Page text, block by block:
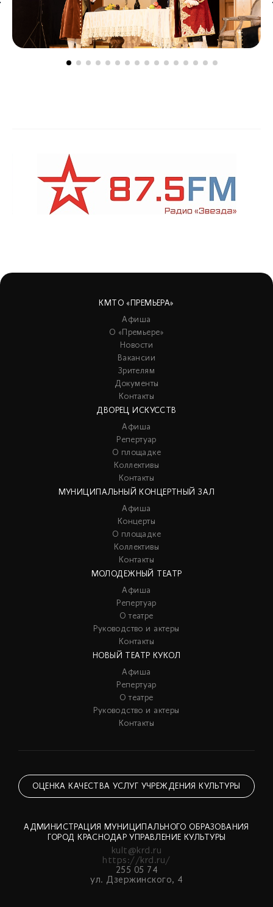
КМТО «ПРЕМЬЕРА»
Афиша
О «Премьере»
Новости
Вакансии
Зрителям
Документы
Контакты
ДВОРЕЦ ИСКУССТВ
Афиша
Репертуар
О площадке
Коллективы
Контакты
МУНИЦИПАЛЬНЫЙ КОНЦЕРТНЫЙ ЗАЛ
Афиша
Концерты
О площадке
Коллективы
Контакты
МОЛОДЕЖНЫЙ ТЕАТР
Афиша
Репертуар
О театре
Руководство и актеры
Контакты
НОВЫЙ ТЕАТР КУКОЛ
Афиша
Репертуар
О театре
Руководство и актеры
Контакты
ОЦЕНКА КАЧЕСТВА УСЛУГ УЧРЕЖДЕНИЯ КУЛЬТУРЫ
АДМИНИСТРАЦИЯ МУНИЦИПАЛЬНОГО ОБРАЗОВАНИЯ
ГОРОД КРАСНОДАР УПРАВЛЕНИЕ КУЛЬТУРЫ
kult@krd.ru
https://krd.ru/
255 05 74
ул. Дзержинского, 4